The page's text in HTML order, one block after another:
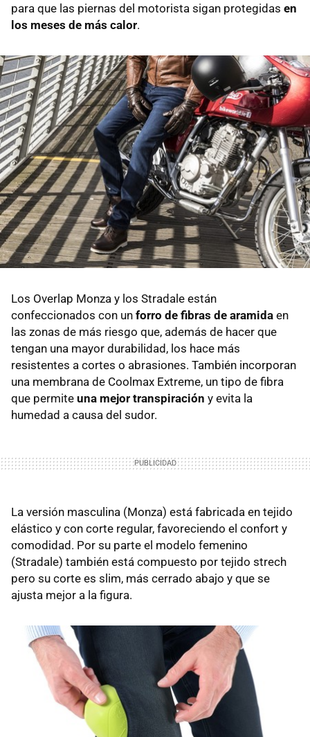
para que las piernas del motorista sigan protegidas en
los meses de más calor.
Los Overlap Monza y los Stradale están
confeccionados con un forro de fibras de aramida en
las zonas de más riesgo que, además de hacer que
tengan una mayor durabilidad, los hace más
resistentes a cortes o abrasiones. También incorporan
una membrana de Coolmax Extreme, un tipo de fibra
que permite una mejor transpiración y evita la
humedad a causa del sudor.
La versión masculina (Monza) está fabricada en tejido
elástico y con corte regular, favoreciendo el confort y
comodidad. Por su parte el modelo femenino
(Stradale) también está compuesto por tejido strech
pero su corte es slim, más cerrado abajo y que se
ajusta mejor a la figura.